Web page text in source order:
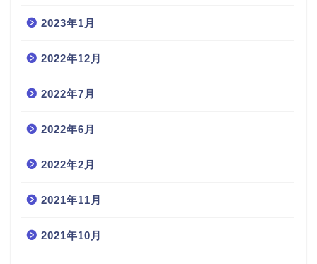
2023年1月
2022年12月
2022年7月
2022年6月
2022年2月
2021年11月
2021年10月